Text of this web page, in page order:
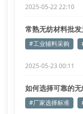
2025-05-22 22:10
常熟无纺材料批
#工业辅料采购
2025-05-23 00:11
如何选择可靠的
道！
#厂家选择标准